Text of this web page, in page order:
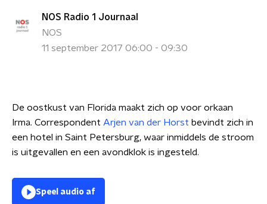
NOS Radio 1 Journaal
NOS
11 september 2017 06:00 - 09:30
De oostkust van Florida maakt zich op voor orkaan
Irma. Correspondent Arjen van der Horst bevindt zich in
een hotel in Saint Petersburg, waar inmiddels de stroom
is uitgevallen en een avondklok is ingesteld.
Speel audio af